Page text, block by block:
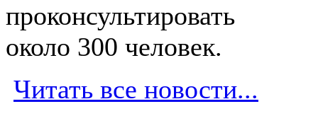
проконсультировать
около 300 человек.
Читать все новости...